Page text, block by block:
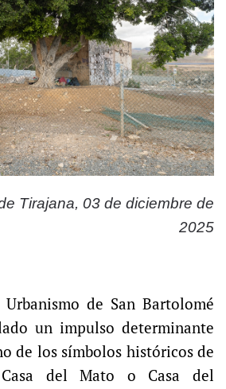
Tirajana, 03 de diciembre de
2025
de San Bartolomé
un impulso determinante
de los símbolos históricos de
del Mato o Casa del